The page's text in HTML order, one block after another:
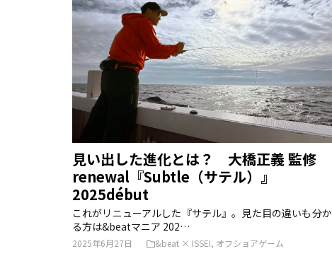
見い出した進化とは？ 大橋正義 監修
renewal『Subtle（サテル）』
2025début
これがリニューアルした『サテル』。見た目の違いも分か
る方は&beatマニア 202…
2025年6月27日 &beat × ISSEI, オフショアゲーム